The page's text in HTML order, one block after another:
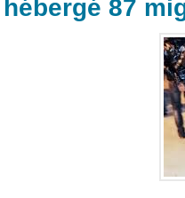
hébergé 87